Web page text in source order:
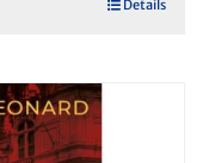
Details